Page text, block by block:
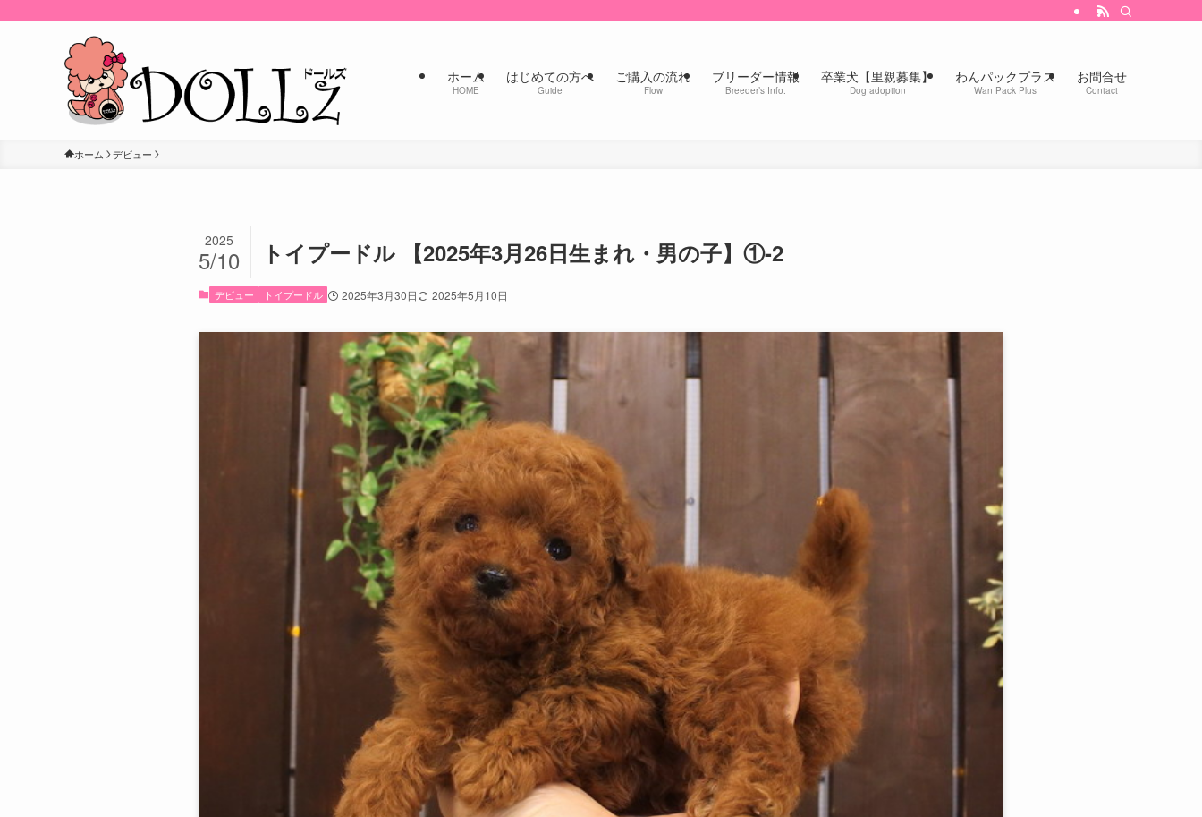
ホーム
HOME
はじめての方へ
Guide
ご購入の流れ
Flow
ブリーダー情報
Breeder’s Info.
卒業犬【里親募集】
Dog adoption
わんパックプラス
Wan Pack Plus
お問合せ
Contact
ホーム デビュー
トイプードル 【2025年3月26日生まれ・男の子】①-2
2025
5/10
デビュー トイプードル 2025年3月30日 2025年5月10日